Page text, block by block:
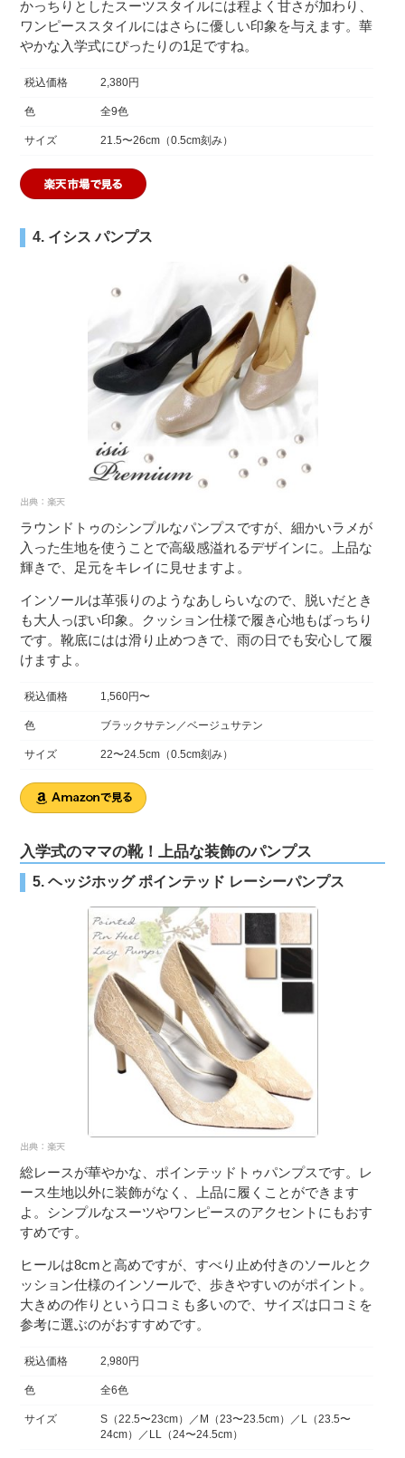
かっちりとしたスーツスタイルには程よく甘さが加わり、
ワンピーススタイルにはさらに優しい印象を与えます。華
やかな入学式にぴったりの1足ですね。
税込価格 2,380円
色 全9色
サイズ 21.5〜26cm（0.5cm刻み）
4. イシス パンプス
ラウンドトゥのシンプルなパンプスですが、細かいラメが
入った生地を使うことで高級感溢れるデザインに。上品な
輝きで、足元をキレイに見せますよ。
インソールは革張りのようなあしらいなので、脱いだとき
も大人っぽい印象。クッション仕様で履き心地もばっちり
です。靴底にはは滑り止めつきで、雨の日でも安心して履
けますよ。
税込価格 1,560円〜
色 ブラックサテン／ベージュサテン
サイズ 22〜24.5cm（0.5cm刻み）
入学式のママの靴！上品な装飾のパンプス
5. ヘッジホッグ ポインテッド レーシーパンプス
総レースが華やかな、ポインテッドトゥパンプスです。レ
ース生地以外に装飾がなく、上品に履くことができます
よ。シンプルなスーツやワンピースのアクセントにもおす
すめです。
ヒールは8cmと高めですが、すべり止め付きのソールとク
ッション仕様のインソールで、歩きやすいのがポイント。
大きめの作りという口コミも多いので、サイズは口コミを
参考に選ぶのがおすすめです。
税込価格 2,980円
色 全6色
サイズ
S（22.5〜23cm）／M（23〜23.5cm）／L（23.5〜
24cm）／LL（24〜24.5cm）